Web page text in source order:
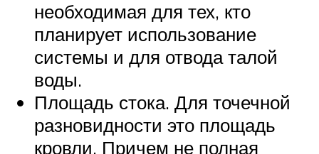
необходимая для тех, кто
планирует использование
системы и для отвода талой
воды.
Площадь стока. Для точечной
разновидности это площадь
кровли. Причем не полная